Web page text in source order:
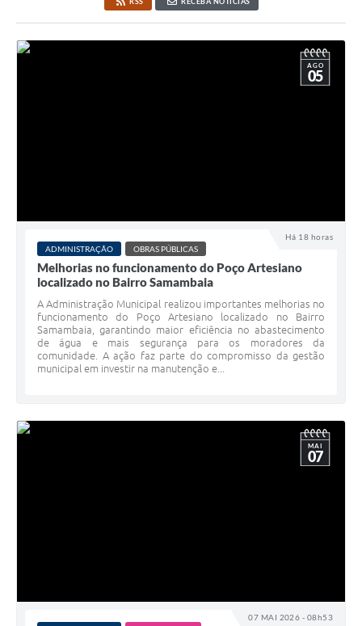
Plano de contratação anual/2026
Coleta de Lixo
Plantão Farmácias e Saúde
Coleta de exames laboratoriais
Trasporte rural
Há 18 horas
AGO
05
ADMINISTRAÇÃO OBRAS PÚBLICAS
Melhorias no funcionamento do Poço Artesiano
localizado no Bairro Samambaia
A Administração Municipal realizou importantes melhorias no
funcionamento do Poço Artesiano localizado no Bairro
Samambaia, garantindo maior eficiência no abastecimento
de água e mais segurança para os moradores da
comunidade. A ação faz parte do compromisso da gestão
municipal em investir na manutenção e...
07 MAI 2026 - 08h53
MAI
07